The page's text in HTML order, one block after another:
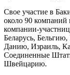
Свое участие в
около 90
компании-
Беларусь,
Данию, Израиль,
Соединенные
Швейцарию.